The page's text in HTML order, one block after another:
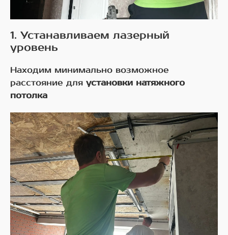
1. Устанавливаем лазерный
уровень
Находим минимально возможное
расстояние для установки натяжного
потолка